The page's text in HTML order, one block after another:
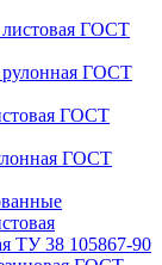
ГОСТ
ГОСТ
ГОСТ
ГОСТ
ТУ 38 105867-90